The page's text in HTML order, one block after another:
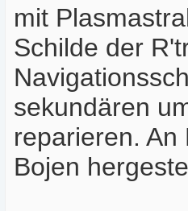
mit
Schilde der
sekundären
reparieren.
Bojen